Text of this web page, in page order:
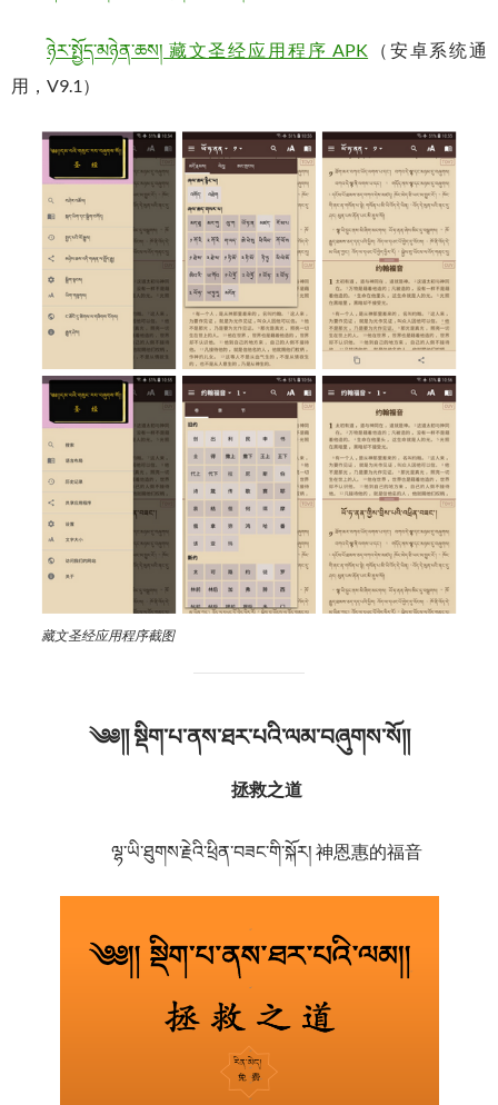
ཉེར་སྤྱོད་མཉེན་ཆས། 藏文圣经应用程序 APK （安卓系统通
用，V9.1）
藏文圣经应用程序截图
༄༅།།སྡིག་པ་ནས་ཐར་པའི་ལམ་བཞུགས་སོ།།
拯救之道
ལྷ་ཡི་ཐུགས་རྗེའི་ཕྲིན་བཟང་གི་སྐོར། 神恩惠的福音